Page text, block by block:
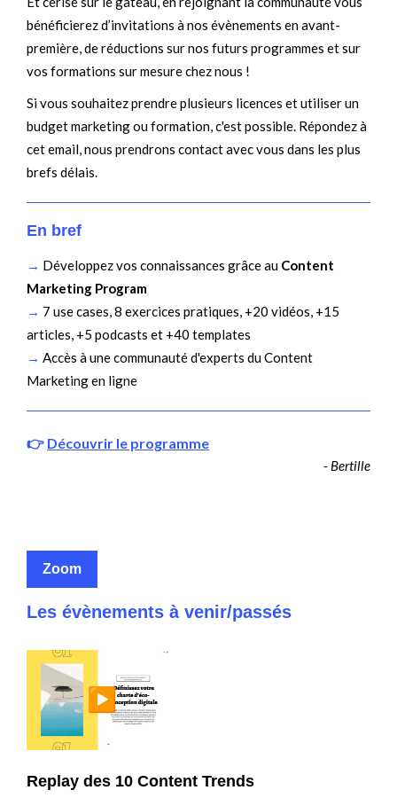
bénéficierez d’invitations à nos évènements en avant-
première, de réductions sur nos futurs programmes et sur
vos formations sur mesure chez nous !
Si vous souhaitez prendre plusieurs licences et utiliser un
budget marketing ou formation, c'est possible. Répondez à
cet email, nous prendrons contact avec vous dans les plus
brefs délais.
En bref
→ Développez vos connaissances grâce au Content
Marketing Program
→ 7 use cases, 8 exercices pratiques, +20 vidéos, +15
articles, +5 podcasts et +40 templates
→ Accès à une communauté d'experts du Content
Marketing en ligne
👉 Découvrir le programme
- Bertille
Zoom
Les évènements à venir/passés
Replay des 10 Content Trends